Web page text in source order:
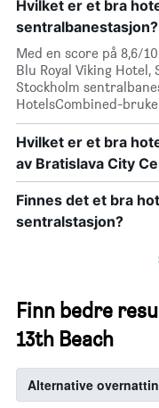
Hvilket er et bra
sentralbanestasjon?
Med en score på 8,6/
Blu Royal Viking
Stockholm
HotelsCombined-
Hvilket er et bra
av Bratislava City
Finnes det et bra
sentralstasjon?
Finn bedre
13th Beach
Alternative